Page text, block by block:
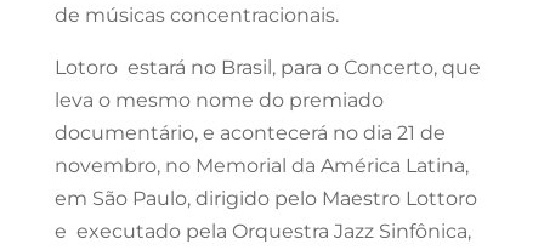
de músicas concentracionais.
Lotoro estará no Brasil, para o Concerto, que
leva o mesmo nome do premiado
documentário, e acontecerá no dia 21 de
novembro, no Memorial da América Latina,
em São Paulo, dirigido pelo Maestro Lottoro
e executado pela Orquestra Jazz Sinfônica,